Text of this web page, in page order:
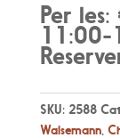
Per
11:00-
SKU: 2588
Walsemann,